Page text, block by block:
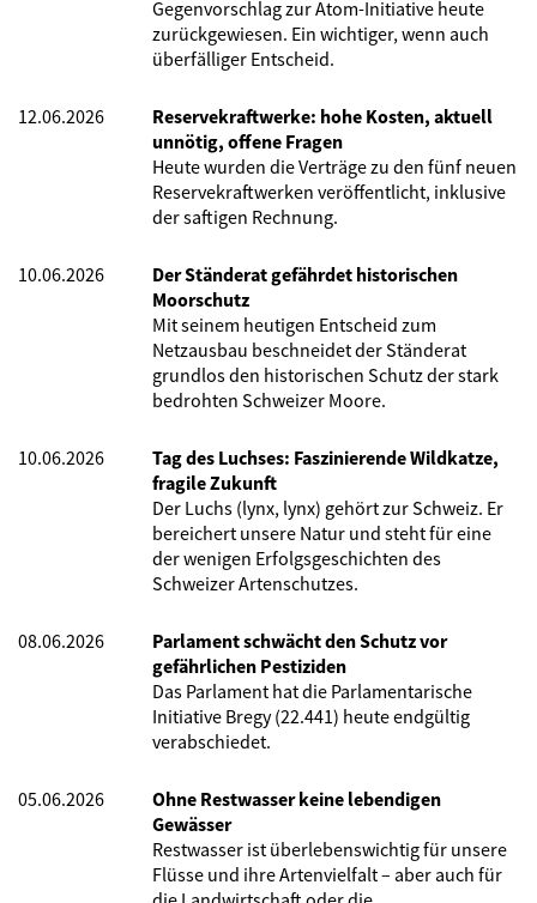
Gegenvorschlag zur Atom-Initiative heute
zurückgewiesen. Ein wichtiger, wenn auch
überfälliger Entscheid.
12.06.2026
Reservekraftwerke: hohe Kosten, aktuell
unnötig, offene Fragen
Heute wurden die Verträge zu den fünf neuen
Reservekraftwerken veröffentlicht, inklusive
der saftigen Rechnung.
10.06.2026
Der Ständerat gefährdet historischen
Moorschutz
Mit seinem heutigen Entscheid zum
Netzausbau beschneidet der Ständerat
grundlos den historischen Schutz der stark
bedrohten Schweizer Moore.
10.06.2026
Tag des Luchses: Faszinierende Wildkatze,
fragile Zukunft
Der Luchs (lynx, lynx) gehört zur Schweiz. Er
bereichert unsere Natur und steht für eine
der wenigen Erfolgsgeschichten des
Schweizer Artenschutzes.
08.06.2026
Parlament schwächt den Schutz vor
gefährlichen Pestiziden
Das Parlament hat die Parlamentarische
Initiative Bregy (22.441) heute endgültig
verabschiedet.
05.06.2026
Ohne Restwasser keine lebendigen
Gewässer
Restwasser ist überlebenswichtig für unsere
Flüsse und ihre Artenvielfalt – aber auch für